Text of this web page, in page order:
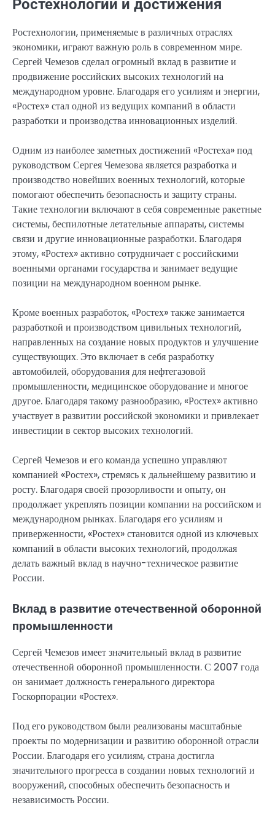
Ростехнологии и достижения
Ростехнологии, применяемые в различных отраслях
экономики, играют важную роль в современном мире.
Сергей Чемезов сделал огромный вклад в развитие и
продвижение российских высоких технологий на
международном уровне. Благодаря его усилиям и энергии,
«Ростех» стал одной из ведущих компаний в области
разработки и производства инновационных изделий.
Одним из наиболее заметных достижений «Ростеха» под
руководством Сергея Чемезова является разработка и
производство новейших военных технологий, которые
помогают обеспечить безопасность и защиту страны.
Такие технологии включают в себя современные ракетные
системы, беспилотные летательные аппараты, системы
связи и другие инновационные разработки. Благодаря
этому, «Ростех» активно сотрудничает с российскими
военными органами государства и занимает ведущие
позиции на международном военном рынке.
Кроме военных разработок, «Ростех» также занимается
разработкой и производством цивильных технологий,
направленных на создание новых продуктов и улучшение
существующих. Это включает в себя разработку
автомобилей, оборудования для нефтегазовой
промышленности, медицинское оборудование и многое
другое. Благодаря такому разнообразию, «Ростех» активно
участвует в развитии российской экономики и привлекает
инвестиции в сектор высоких технологий.
Сергей Чемезов и его команда успешно управляют
компанией «Ростех», стремясь к дальнейшему развитию и
росту. Благодаря своей прозорливости и опыту, он
продолжает укреплять позиции компании на российском и
международном рынках. Благодаря его усилиям и
приверженности, «Ростех» становится одной из ключевых
компаний в области высоких технологий, продолжая
делать важный вклад в научно-техническое развитие
России.
Вклад в развитие отечественной оборонной
промышленности
Сергей Чемезов имеет значительный вклад в развитие
отечественной оборонной промышленности. С 2007 года
он занимает должность генерального директора
Госкорпорации «Ростех».
Под его руководством были реализованы масштабные
проекты по модернизации и развитию оборонной отрасли
России. Благодаря его усилиям, страна достигла
значительного прогресса в создании новых технологий и
вооружений, способных обеспечить безопасность и
независимость России.